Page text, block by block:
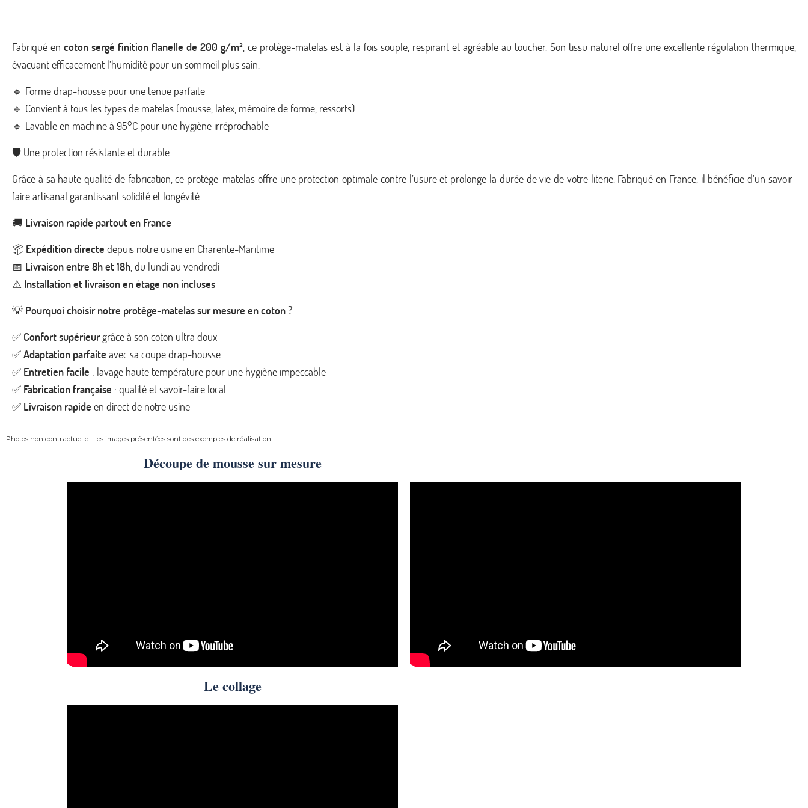
Fabriqué en coton sergé finition flanelle de 200 g/m², ce protège-matelas est à la fois souple, respirant et agréable au toucher. Son tissu naturel offre une excellente régulation thermique,
évacuant efficacement l’humidité pour un sommeil plus sain.
🔹 Forme drap-housse pour une tenue parfaite
🔹 Convient à tous les types de matelas (mousse, latex, mémoire de forme, ressorts)
🔹 Lavable en machine à 95°C pour une hygiène irréprochable
🛡️ Une protection résistante et durable
Grâce à sa haute qualité de fabrication, ce protège-matelas offre une protection optimale contre l’usure et prolonge la durée de vie de votre literie. Fabriqué en France, il bénéficie d’un savoir-
faire artisanal garantissant solidité et longévité.
🚚 Livraison rapide partout en France
📦 Expédition directe depuis notre usine en Charente-Maritime
📅 Livraison entre 8h et 18h, du lundi au vendredi
⚠ Installation et livraison en étage non incluses
💡 Pourquoi choisir notre protège-matelas sur mesure en coton ?
✅ Confort supérieurgrâce à son coton ultra doux
✅Adaptation parfaite avec sa coupe drap-housse
✅ Entretien facile : lavage haute température pour une hygiène impeccable
✅ Fabrication française : qualité et savoir-faire local
✅ Livraison rapide en direct de notre usine
Photos non contractuelle . Les images présentées sont des exemples de réalisation
Découpe de mousse sur mesure
Le collage